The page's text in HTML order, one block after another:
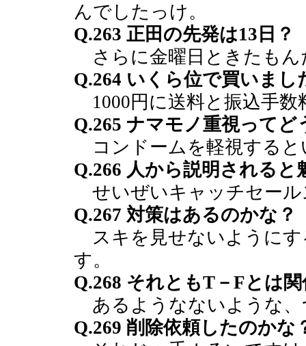
んでしたっけ。
Q.263 正田の先発は13日？
さらに金曜日ときたもん
Q.264 いくら位で買いまし
1000円に送料と振込手数
Q.265 ナマモノ重視って
コンドームを軽視すると
Q.266 人から説明される
せいぜいキャッチセール
Q.267 対策はあるのかな？
スキを見せないようにす
す。
Q.268 それともT－Fとは
あるようなないような、
Q.269 削除依頼したのかな